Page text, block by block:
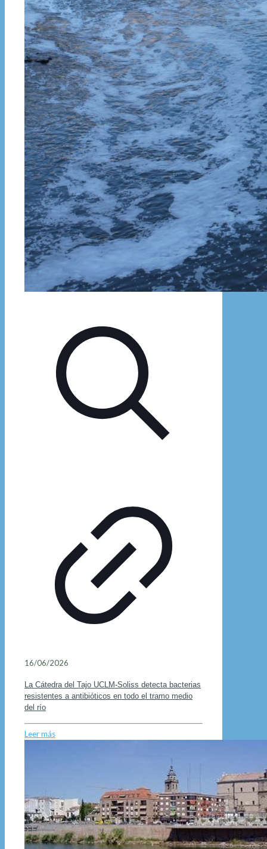
16/06/2026
La Cátedra del Tajo UCLM-Soliss detecta bacterias
resistentes a antibióticos en todo el tramo medio
del río
Leer más